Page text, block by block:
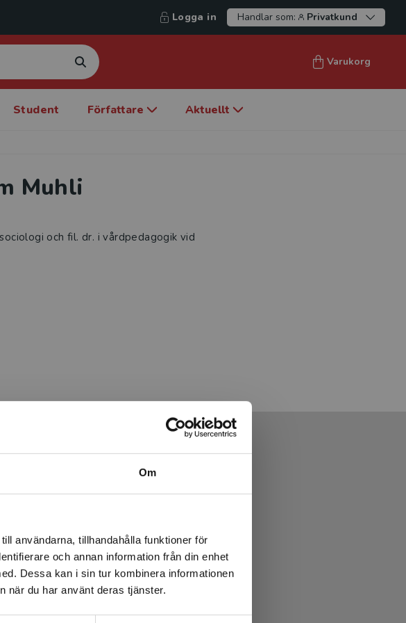
Om
användarna, tillhandahålla funktioner för
och annan information från din enhet
Dessa kan i sin tur kombinera informationen
när du har använt deras tjänster.
via en
utanför
Logga in Handlar som: Privatkund
Varukorg
Student Författare Aktuellt
Muhli
och fil. dr. i vårdpedagogik vid